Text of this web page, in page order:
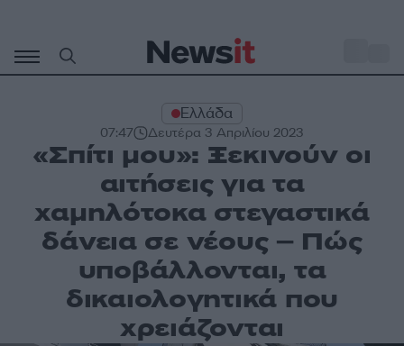
περιεχόμενο
Ελλάδα
07:47 Δευτέρα 3 Απριλίου 2023
«Σπίτι μου»: Ξεκινούν οι
αιτήσεις για τα
χαμηλότοκα στεγαστικά
δάνεια σε νέους – Πώς
υποβάλλονται, τα
δικαιολογητικά που
χρειάζονται